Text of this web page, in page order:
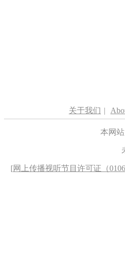
关于我们 |
本网
[网上传播视听节目许可证（